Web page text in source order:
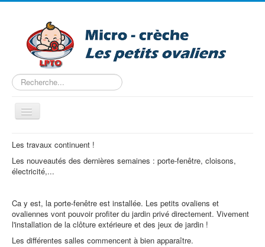
Rechercher
Basculer
la
Accueil
Nous trouver
Tarifs
Les horaires
Entreprise
Les travaux continuent !
Les nouveautés des dernières semaines : porte-fenêtre, cloisons,
électricité,...
Ca y est, la porte-fenêtre est installée. Les petits ovaliens et
ovaliennes vont pouvoir profiter du jardin privé directement. Vivement
l'installation de la clôture extérieure et des jeux de jardin !
Les différentes salles commencent à bien apparaître.